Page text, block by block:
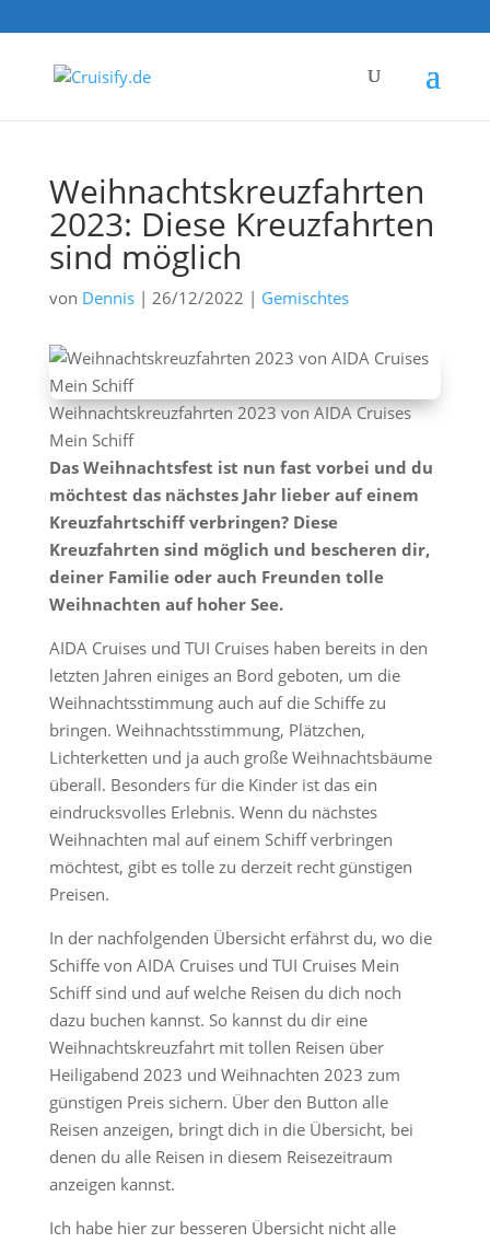
Weihnachtskreuzfahrten
2023: Diese Kreuzfahrten
sind möglich
von Dennis| 26/12/2022 | Gemischtes
Weihnachtskreuzfahrten 2023 von AIDA Cruises
Mein Schiff
Das Weihnachtsfest ist nun fast vorbei und du
möchtest das nächstes Jahr lieber auf einem
Kreuzfahrtschiff verbringen? Diese
Kreuzfahrten sind möglich und bescheren dir,
deiner Familie oder auch Freunden tolle
Weihnachten auf hoher See.
AIDA Cruises und TUI Cruises haben bereits in den
letzten Jahren einiges an Bord geboten, um die
Weihnachtsstimmung auch auf die Schiffe zu
bringen. Weihnachtsstimmung, Plätzchen,
Lichterketten und ja auch große Weihnachtsbäume
überall. Besonders für die Kinder ist das ein
eindrucksvolles Erlebnis. Wenn du nächstes
Weihnachten mal auf einem Schiff verbringen
möchtest, gibt es tolle zu derzeit recht günstigen
Preisen.
In der nachfolgenden Übersicht erfährst du, wo die
Schiffe von AIDA Cruises und TUI Cruises Mein
Schiff sind und auf welche Reisen du dich noch
dazu buchen kannst. So kannst du dir eine
Weihnachtskreuzfahrt mit tollen Reisen über
Heiligabend 2023 und Weihnachten 2023 zum
günstigen Preis sichern. Über den Button alle
Reisen anzeigen, bringt dich in die Übersicht, bei
denen du alle Reisen in diesem Reisezeitraum
anzeigen kannst.
Ich habe hier zur besseren Übersicht nicht alle